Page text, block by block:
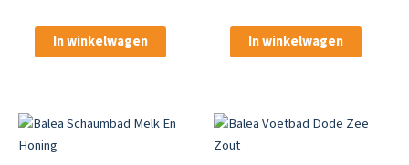
In winkelwagen In winkelwagen